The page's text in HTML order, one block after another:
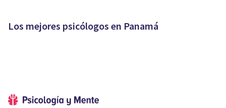
Los mejores psicólogos en Panamá